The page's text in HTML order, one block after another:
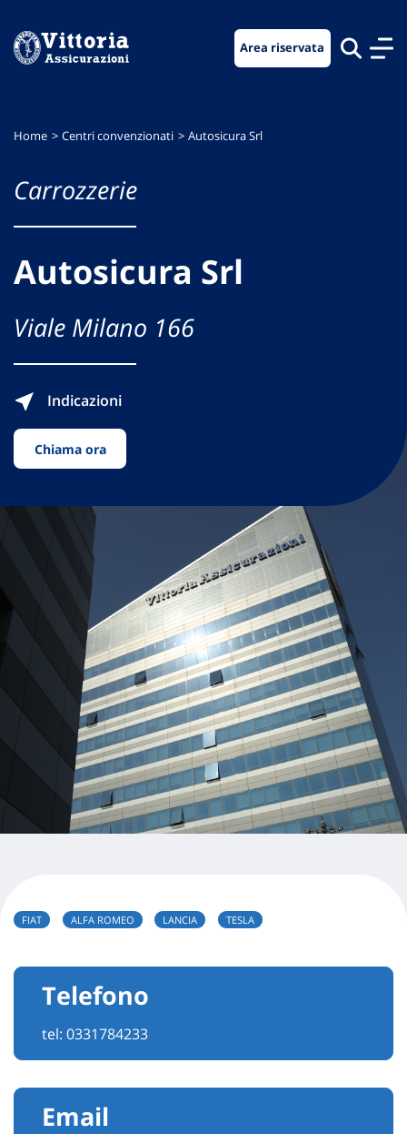
menu
contenuto
footer
Area riservata
Home Centri convenzionati Autosicura Srl
Carrozzerie
Autosicura Srl
Viale Milano 166
Indicazioni
Chiama ora
FIAT ALFA ROMEO LANCIA TESLA
Telefono
tel: 0331784233
Email